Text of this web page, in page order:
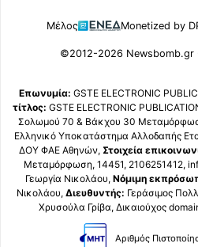
Μέλος Monetized by
©2012-2026 Newsbomb.gr
Επωνυμία: GSTE ELECTRONIC
τίτλος: GSTE ELECTRONIC
Σολωμού 70 & Βάκχου 30
Ελληνικό Υποκατάστημα Αλλοδαπής
ΔΟΥ ΦΑΕ Αθηνών, Στοιχεία
Μεταμόρφωση, 14451, 2106251412,
Γεωργία Νικολάου, Νόμιμη
Νικολάου, Διευθυντής: Γεράσιμος
Χρυσούλα Γρίβα, Δικαιούχος
Αριθμός